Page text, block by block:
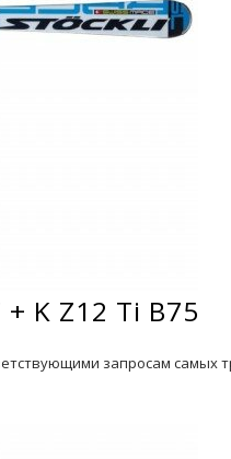
K Z12 Ti B75
запросам самых